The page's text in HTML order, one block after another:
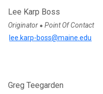
Lee Karp Boss
Originator ● Point Of Contact
lee.karp-boss@maine.edu
Greg Teegarden